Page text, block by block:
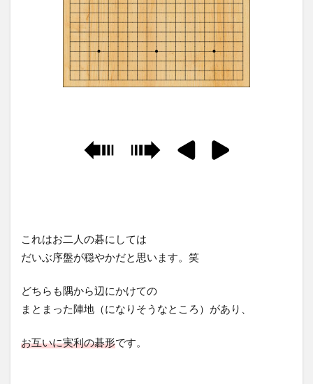
これはお二人の碁にしては
だいぶ序盤が穏やかだと思います。笑
どちらも隅から辺にかけての
まとまった陣地（になりそうなところ）があり、
お互いに実利の碁形です。